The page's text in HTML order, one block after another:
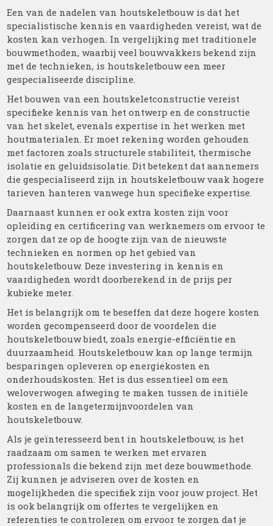
Een van de nadelen van houtskeletbouw is dat het
specialistische kennis en vaardigheden vereist, wat de
kosten kan verhogen. In vergelijking met traditionele
bouwmethoden, waarbij veel bouwvakkers bekend zijn
met de technieken, is houtskeletbouw een meer
gespecialiseerde discipline.
Het bouwen van een houtskeletconstructie vereist
specifieke kennis van het ontwerp en de constructie
van het skelet, evenals expertise in het werken met
houtmaterialen. Er moet rekening worden gehouden
met factoren zoals structurele stabiliteit, thermische
isolatie en geluidsisolatie. Dit betekent dat aannemers
die gespecialiseerd zijn in houtskeletbouw vaak hogere
tarieven hanteren vanwege hun specifieke expertise.
Daarnaast kunnen er ook extra kosten zijn voor
opleiding en certificering van werknemers om ervoor te
zorgen dat ze op de hoogte zijn van de nieuwste
technieken en normen op het gebied van
houtskeletbouw. Deze investering in kennis en
vaardigheden wordt doorberekend in de prijs per
kubieke meter.
Het is belangrijk om te beseffen dat deze hogere kosten
worden gecompenseerd door de voordelen die
houtskeletbouw biedt, zoals energie-efficiëntie en
duurzaamheid. Houtskeletbouw kan op lange termijn
besparingen opleveren op energiekosten en
onderhoudskosten. Het is dus essentieel om een
weloverwogen afweging te maken tussen de initiële
kosten en de langetermijnvoordelen van
houtskeletbouw.
Als je geïnteresseerd bent in houtskeletbouw, is het
raadzaam om samen te werken met ervaren
professionals die bekend zijn met deze bouwmethode.
Zij kunnen je adviseren over de kosten en
mogelijkheden die specifiek zijn voor jouw project. Het
is ook belangrijk om offertes te vergelijken en
referenties te controleren om ervoor te zorgen dat je